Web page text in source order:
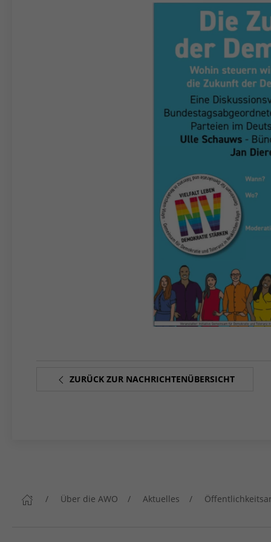
ZURÜCK ZUR NACHRICHTENÜBERSICHT
Über die AWO Aktuelles